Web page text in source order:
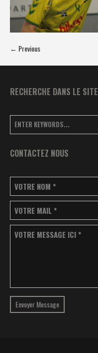
← Previous
RECHERCHE DANS LE SITE
CONTACTEZ NOUS
VOTRE NOM *
VOTRE MAIL *
VOTRE MESSAGE ICI *
Envoyer Message